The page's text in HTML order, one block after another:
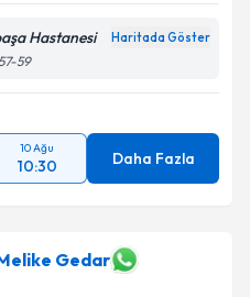
Hastanesi Haritada Göster
59
10 Ağu
10:30 Daha Fazla
Gedar